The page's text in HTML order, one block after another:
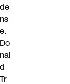
de
ns
e.
Do
nal
d
Tr